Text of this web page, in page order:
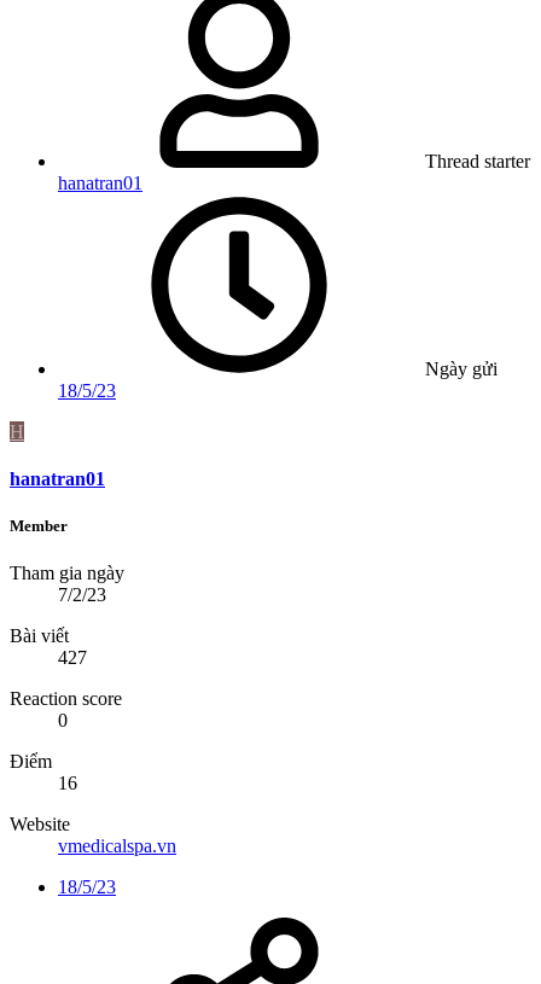
Thread starter
hanatran01
Ngày gửi
18/5/23
H
hanatran01
Member
Tham gia ngày
7/2/23
Bài viết
427
Reaction score
0
Điểm
16
Website
vmedicalspa.vn
18/5/23